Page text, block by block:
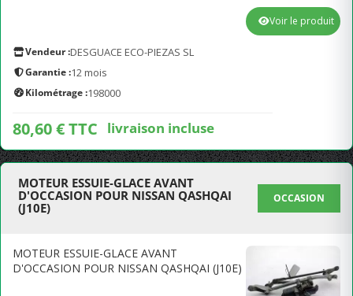
Vendeur :DESGUACE ECO-PIEZAS SL
Garantie :12 mois
Kilométrage :198000
80,60 € TTC livraison incluse
Voir le produit
MOTEUR ESSUIE-GLACE AVANT
D'OCCASION POUR NISSAN QASHQAI
(J10E)
OCCASION
MOTEUR ESSUIE-GLACE AVANT
D'OCCASION POUR NISSAN QASHQAI (J10E)